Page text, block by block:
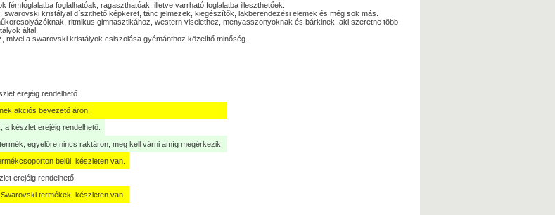
fémfoglalatba foglalhatóak, ragaszthatóak, illetve varrható foglalatba illeszthetőek.
swarovski kristályal díszithető képkeret, tánc jelmezek, kiegészítők, lakberendezési elemek és még sok más.
ritmikus gimnasztikához, western viselethez, menyasszonyoknak és bárkinek, aki szeretne több
által.
mivel a swarovski kristályok csiszolása gyémánthoz közelítő minőség.
erejéig rendelhető.
akciós bevezető áron.
a készlet erejéig rendelhető.
egyelőre nincs raktáron, meg kell várni amíg megérkezik.
belül, készleten van.
erejéig rendelhető.
termékek, készleten van.